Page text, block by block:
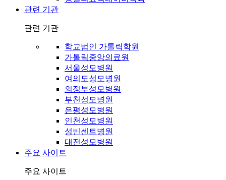
관련 기관
관련 기관
학교법인 가톨릭학원
가톨릭중앙의료원
서울성모병원
여의도성모병원
의정부성모병원
부천성모병원
은평성모병원
인천성모병원
성빈센트병원
대전성모병원
주요 사이트
주요 사이트